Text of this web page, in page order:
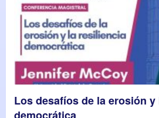
Los desafíos de la erosión
democrática